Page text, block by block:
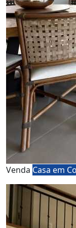
Venda Casa em